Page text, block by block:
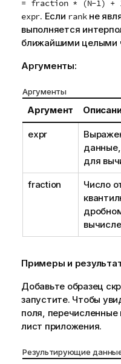
о
д
с
к
а
к
= fraction * (N-1) +
expr. Если rankне
выполняется
ближайшими целыми
Аргументы:
Аргументы
Аргумент
expr
для
fraction
Число
Примеры и
Добавьте образец
запустите. Чтобы
поля, перечисленные
лист приложения.
Результирующие